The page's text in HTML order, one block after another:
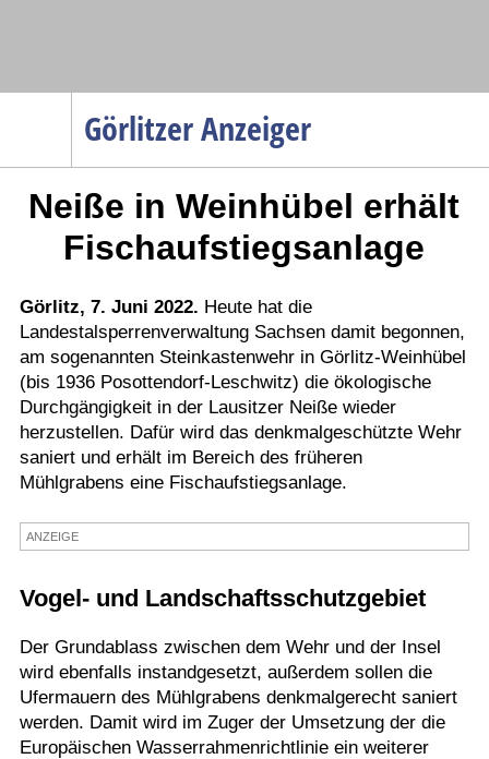
Görlitzer Anzeiger
Menüpunkte
Politik
Gesellschaft
Wirtschaft
Service
Verkehr
Gesundheit
Kultur
Sport
Termine
Neiße in Weinhübel erhält
Fischaufstiegsanlage
Görlitz, 7. Juni 2022. Heute hat die
Landestalsperrenverwaltung Sachsen damit begonnen,
am sogenannten Steinkastenwehr in Görlitz-Weinhübel
(bis 1936 Posottendorf-Leschwitz) die ökologische
Durchgängigkeit in der Lausitzer Neiße wieder
herzustellen. Dafür wird das denkmalgeschützte Wehr
saniert und erhält im Bereich des früheren
Mühlgrabens eine Fischaufstiegsanlage.
ANZEIGE
Vogel- und Landschaftsschutzgebiet
Der Grundablass zwischen dem Wehr und der Insel
wird ebenfalls instandgesetzt, außerdem sollen die
Ufermauern des Mühlgrabens denkmalgerecht saniert
werden. Damit wird im Zuger der Umsetzung der die
Europäischen Wasserrahmenrichtlinie ein weiterer